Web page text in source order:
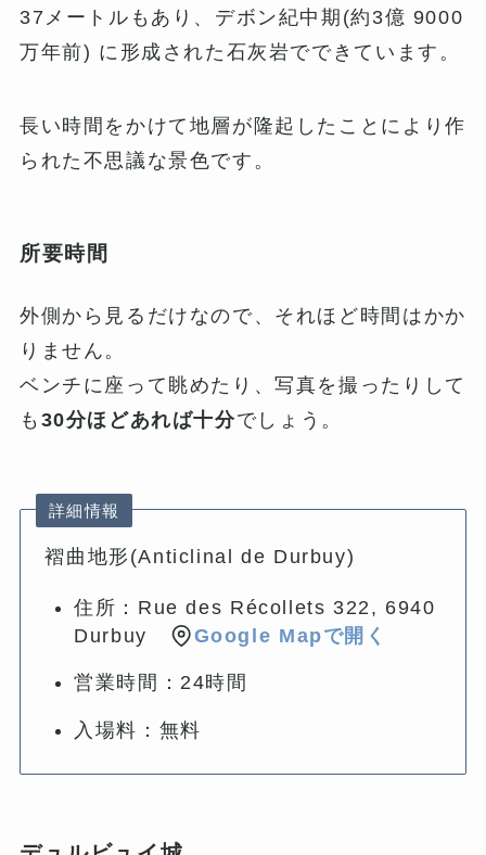
37メートルもあり、デボン紀中期(約3億 9000
万年前) に形成された石灰岩でできています。
長い時間をかけて地層が隆起したことにより作
られた不思議な景色です。
所要時間
外側から見るだけなので、それほど時間はかか
りません。
ベンチに座って眺めたり、写真を撮ったりして
も 30分ほどあれば十分でしょう。
詳細情報
褶曲地形(Anticlinal de Durbuy)
住所：Rue des Récollets 322, 6940
Durbuy
Google Mapで開く
営業時間：24時間
入場料：無料